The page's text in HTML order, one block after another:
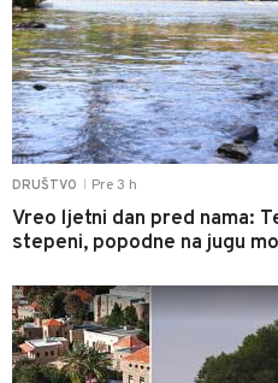
DRUŠTVO Pre 3 h
Vreo ljetni dan pred nama:
stepeni, popodne na jugu